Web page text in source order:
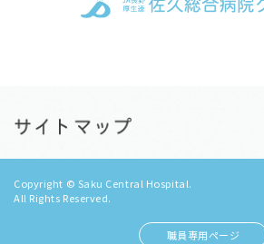
Copyright © Saku Central Hospital.
All Rights Reserved.
職員専用ページ